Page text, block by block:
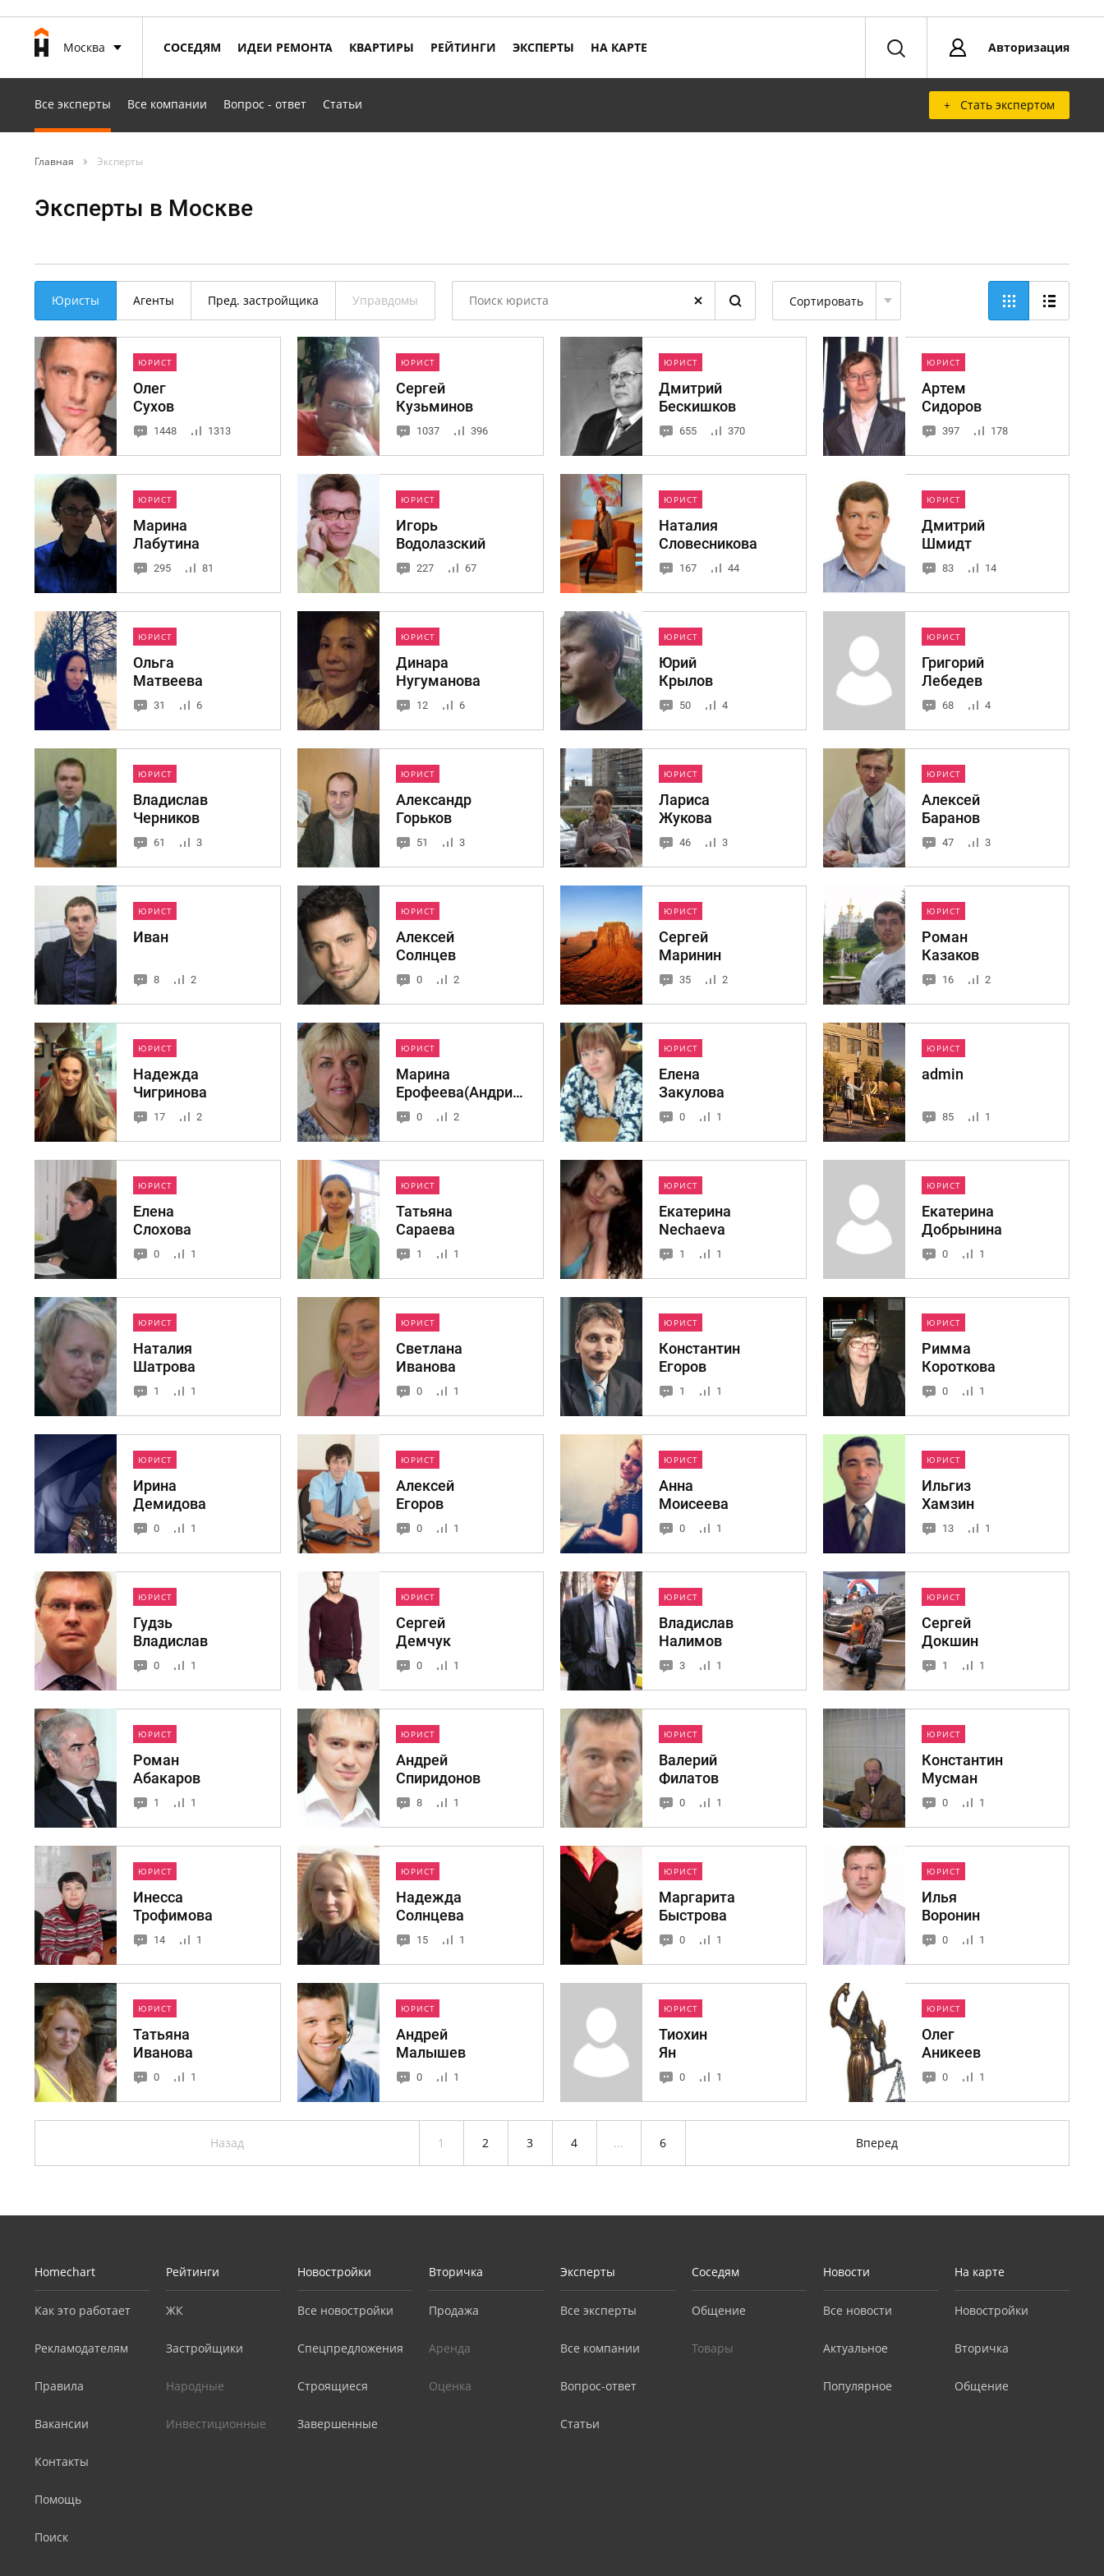
Москва СОСЕДЯМ ИДЕИ РЕМОНТА КВАРТИРЫ РЕЙТИНГИ ЭКСПЕРТЫ НА КАРТЕ Авторизация
Все эксперты Все компании Вопрос - ответ Статьи + Стать экспертом
Главная Эксперты
Эксперты в Москве
Юристы Агенты Пред. застройщика Управдомы Сортировать
ЮРИСТ
Олег
Сухов
1448 1313
ЮРИСТ
Сергей
Кузьминов
1037 396
ЮРИСТ
Дмитрий
Бескишков
655 370
ЮРИСТ
Артем
Сидоров
397 178
ЮРИСТ
Марина
Лабутина
295 81
ЮРИСТ
Игорь
Водолазский
227 67
ЮРИСТ
Наталия
Словесникова
167 44
ЮРИСТ
Дмитрий
Шмидт
83 14
ЮРИСТ
Ольга
Матвеева
31 6
ЮРИСТ
Динара
Нугуманова
12 6
ЮРИСТ
Юрий
Крылов
50 4
ЮРИСТ
Григорий
Лебедев
68 4
ЮРИСТ
Владислав
Черников
61 3
ЮРИСТ
Александр
Горьков
51 3
ЮРИСТ
Лариса
Жукова
46 3
ЮРИСТ
Алексей
Баранов
47 3
ЮРИСТ
Иван
8 2
ЮРИСТ
Алексей
Солнцев
0 2
ЮРИСТ
Сергей
Маринин
35 2
ЮРИСТ
Роман
Казаков
16 2
ЮРИСТ
Надежда
Чигринова
17 2
ЮРИСТ
Марина
Ерофеева(Андрианова)
0 2
ЮРИСТ
Елена
Закулова
0 1
ЮРИСТ
admin
85 1
ЮРИСТ
Елена
Слохова
0 1
ЮРИСТ
Татьяна
Сараева
1 1
ЮРИСТ
Екатерина
Nechaeva
1 1
ЮРИСТ
Екатерина
Добрынина
0 1
ЮРИСТ
Наталия
Шатрова
1 1
ЮРИСТ
Светлана
Иванова
0 1
ЮРИСТ
Константин
Егоров
1 1
ЮРИСТ
Римма
Короткова
0 1
ЮРИСТ
Ирина
Демидова
0 1
ЮРИСТ
Алексей
Егоров
0 1
ЮРИСТ
Анна
Моисеева
0 1
ЮРИСТ
Ильгиз
Хамзин
13 1
ЮРИСТ
Гудзь
Владислав
0 1
ЮРИСТ
Сергей
Демчук
0 1
ЮРИСТ
Владислав
Налимов
3 1
ЮРИСТ
Сергей
Докшин
1 1
ЮРИСТ
Роман
Абакаров
1 1
ЮРИСТ
Андрей
Спиридонов
8 1
ЮРИСТ
Валерий
Филатов
0 1
ЮРИСТ
Константин
Мусман
0 1
ЮРИСТ
Инесса
Трофимова
14 1
ЮРИСТ
Надежда
Солнцева
15 1
ЮРИСТ
Маргарита
Быстрова
0 1
ЮРИСТ
Илья
Воронин
0 1
ЮРИСТ
Татьяна
Иванова
0 1
ЮРИСТ
Андрей
Малышев
0 1
ЮРИСТ
Тиохин
Ян
0 1
ЮРИСТ
Олег
Аникеев
0 1
Назад 1 2 3 4 ... 6 Вперед
Homechart
Как это работает
Рекламодателям
Правила
Вакансии
Контакты
Помощь
Поиск
Рейтинги
ЖК
Застройщики
Народные
Инвестиционные
Новостройки
Все новостройки
Спецпредложения
Строящиеся
Завершенные
Вторичка
Продажа
Аренда
Оценка
Эксперты
Все эксперты
Все компании
Вопрос-ответ
Статьи
Соседям
Общение
Товары
Новости
Все новости
Актуальное
Популярное
На карте
Новостройки
Вторичка
Общение